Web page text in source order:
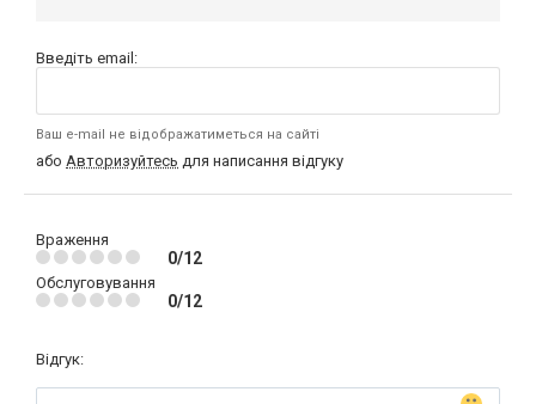
Введіть email:
Ваш e-mail не відображатиметься на сайті
або Авторизуйтесь для написання відгуку
Враження
0/12
Обслуговування
0/12
Відгук: